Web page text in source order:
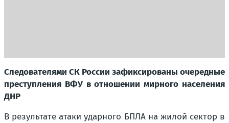
Следователями СК России зафиксированы очередные
преступления ВФУ в отношении мирного населения
ДНР
В результате атаки ударного БПЛА на жилой сектор в